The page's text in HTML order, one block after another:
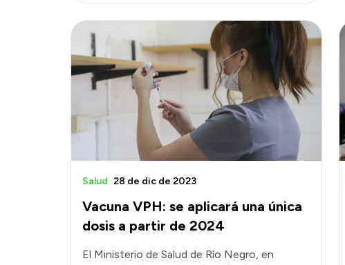
Vacuna VPH: se aplicará una única
dosis a partir de 2024
Salud 28 de dic de 2023
El Ministerio de Salud de Río Negro, en